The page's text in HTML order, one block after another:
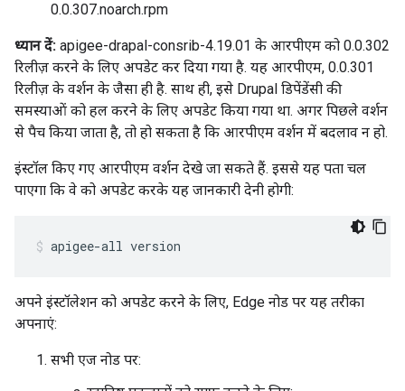
0.0.307.noarch.rpm
ध्यान दें: apigee-drapal-consrib-4.19.01 के आरपीएम को 0.0.302
रिलीज़ करने के लिए अपडेट कर दिया गया है. यह आरपीएम, 0.0.301
रिलीज़ के वर्शन के जैसा ही है. साथ ही, इसे Drupal डिपेंडेंसी की
समस्याओं को हल करने के लिए अपडेट किया गया था. अगर पिछले वर्शन
से पैच किया जाता है, तो हो सकता है कि आरपीएम वर्शन में बदलाव न हो.
इंस्टॉल किए गए आरपीएम वर्शन देखे जा सकते हैं. इससे यह पता चल
पाएगा कि वे को अपडेट करके यह जानकारी देनी होगी:
apigee-all version
अपने इंस्टॉलेशन को अपडेट करने के लिए, Edge नोड पर यह तरीका
अपनाएं:
सभी एज नोड पर: